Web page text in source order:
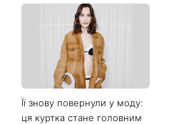
Її знову повернули у моду:
ця куртка стане головним